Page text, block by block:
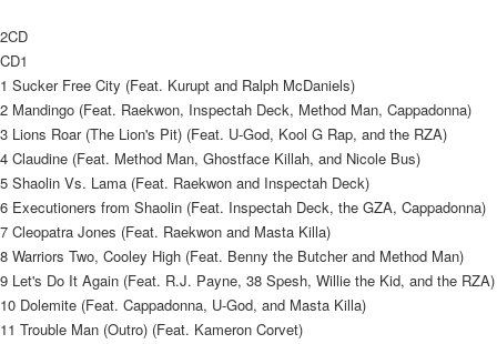
時審查核予不同之上限額度；若仍有額度不足之情形，本公司將視審查結果
請求用戶進行身份認證。
５．嚴禁一人註冊多個帳號或使用他人資訊註冊。若發現惡意使用之情形，
免運費
2CD
CD1
1 Sucker Free City (Feat. Kurupt and Ralph McDaniels)
2 Mandingo (Feat. Raekwon, Inspectah Deck, Method Man, Cappadonna)
3 Lions Roar (The Lion's Pit) (Feat. U-God, Kool G Rap, and the RZA)
4 Claudine (Feat. Method Man, Ghostface Killah, and Nicole Bus)
5 Shaolin Vs. Lama (Feat. Raekwon and Inspectah Deck)
6 Executioners from Shaolin (Feat. Inspectah Deck, the GZA, Cappadonna)
7 Cleopatra Jones (Feat. Raekwon and Masta Killa)
8 Warriors Two, Cooley High (Feat. Benny the Butcher and Method Man)
9 Let's Do It Again (Feat. R.J. Payne, 38 Spesh, Willie the Kid, and the RZA)
10 Dolemite (Feat. Cappadonna, U-God, and Masta Killa)
11 Trouble Man (Outro) (Feat. Kameron Corvet)